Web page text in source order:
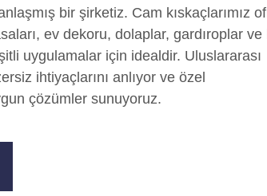
bir şirketiz. Cam kıskaçlarımız
ev dekoru, dolaplar, gardıroplar
uygulamalar için idealdir. Uluslararası
ihtiyaçlarını anlıyor ve özel
çözümler sunuyoruz.